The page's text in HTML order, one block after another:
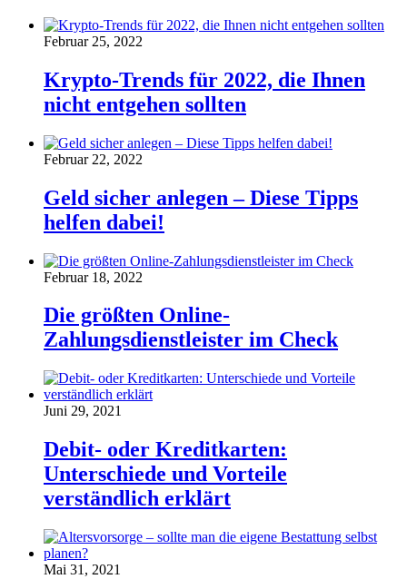
Februar 25, 2022
Krypto-Trends für 2022, die Ihnen
nicht entgehen sollten
Februar 22, 2022
Geld sicher anlegen – Diese Tipps
helfen dabei!
Februar 18, 2022
Die größten Online-
Zahlungsdienstleister im Check
Juni 29, 2021
Debit- oder Kreditkarten:
Unterschiede und Vorteile
verständlich erklärt
Mai 31, 2021